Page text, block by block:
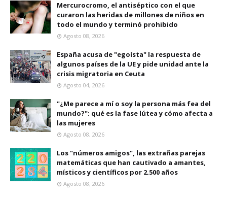
Mercurocromo, el antiséptico con el que
curaron las heridas de millones de niños en
todo el mundo y terminó prohibido
Agosto 08, 2026
España acusa de "egoísta" la respuesta de
algunos países de la UE y pide unidad ante la
crisis migratoria en Ceuta
Agosto 04, 2026
"¿Me parece a mí o soy la persona más fea del
mundo?": qué es la fase lútea y cómo afecta a
las mujeres
Agosto 08, 2026
Los "números amigos", las extrañas parejas
matemáticas que han cautivado a amantes,
místicos y científicos por 2.500 años
Agosto 08, 2026